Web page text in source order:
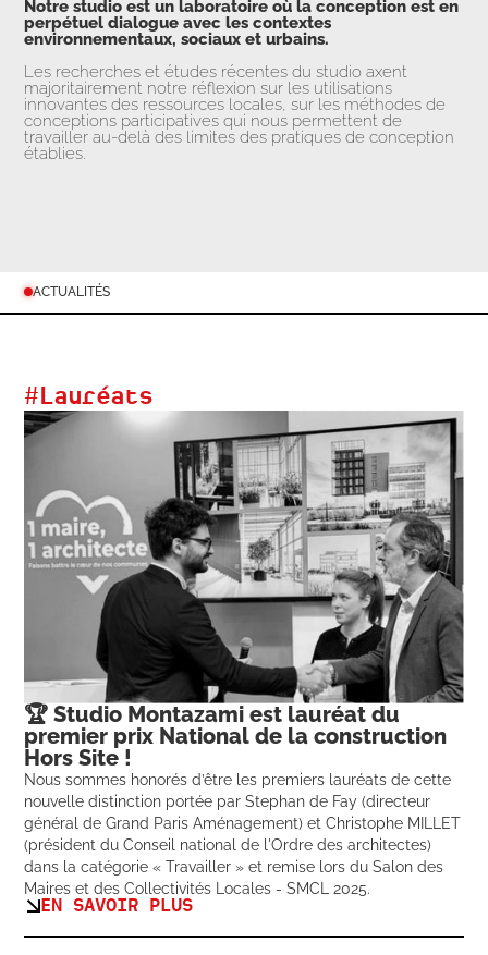
Notre studio est un laboratoire où la conception est en
perpétuel dialogue avec les contextes
environnementaux, sociaux et urbains.
Les recherches et études récentes du studio axent
majoritairement notre réflexion sur les utilisations
innovantes des ressources locales, sur les méthodes de
conceptions participatives qui nous permettent de
travailler au-delà des limites des pratiques de conception
établies.
ACTUALITÉS
#Lauréats
🏆 Studio Montazami est lauréat du
premier prix National de la construction
Hors Site !
Nous sommes honorés d’être les premiers lauréats de cette
nouvelle distinction portée par Stephan de Fay (directeur
général de Grand Paris Aménagement) et Christophe MILLET
(président du Conseil national de l'Ordre des architectes)
dans la catégorie « Travailler » et remise lors du Salon des
Maires et des Collectivités Locales - SMCL 2025.
EN SAVOIR PLUS